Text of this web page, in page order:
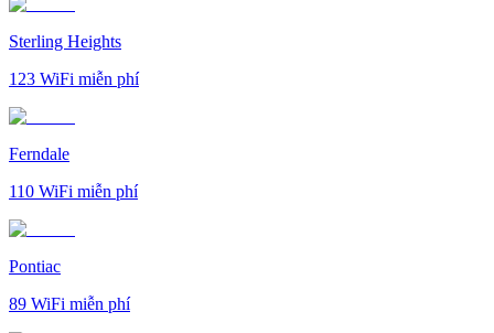
Sterling Heights
123 WiFi miễn phí
Ferndale
110 WiFi miễn phí
Pontiac
89 WiFi miễn phí